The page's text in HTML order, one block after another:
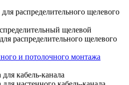
для распределительного щелевого
щелевой
распределительного щелевого
и потолочного монтажа
кабель-канала